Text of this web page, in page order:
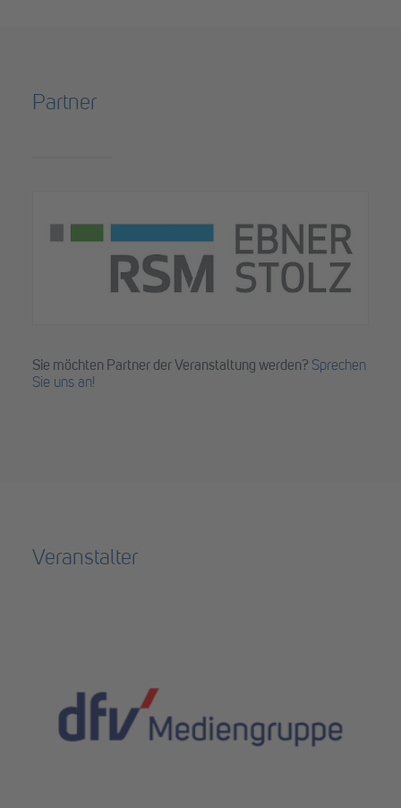
Partner
Sie möchten Partner der Veranstaltung werden? Sprechen
Sie uns an!
Veranstalter